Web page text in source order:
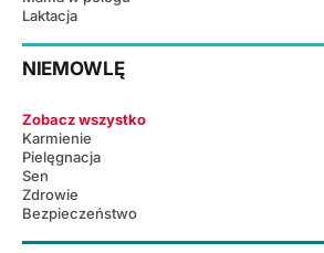
Laktacja
NIEMOWLĘ
Zobacz wszystko
Karmienie
Pielęgnacja
Sen
Zdrowie
Bezpieczeństwo